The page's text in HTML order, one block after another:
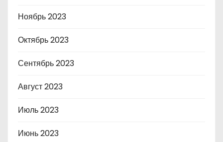
Ноябрь 2023
Октябрь 2023
Сентябрь 2023
Август 2023
Июль 2023
Июнь 2023